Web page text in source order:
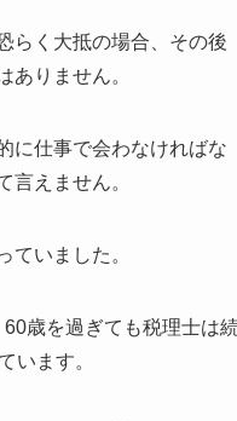
らく大抵の場合、その後
ありません。
に仕事で会わなければな
言えません。
いました。
歳を過ぎても税理士は
います。